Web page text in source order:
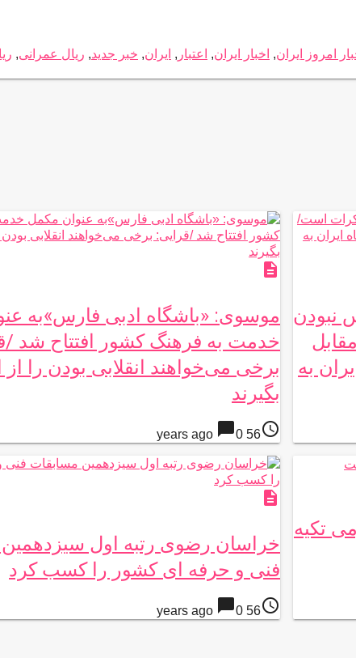
امروز ایران, اخبار ایران, اعتبار , ایران, خبر جدید, ریال عمرانی,
نبودن
به
description
موسوی: «‌باشگاه ادبی فارس»به
خدمت به فرهنگ کشور افتتاح شد /
برخی می‌خواهند انقلابی بودن را از
بگیرند
access_time
56 years ago
chat_bubble0
تکیه
description
خراسان رضوی رتبه اول
فنی و حرفه ای کشور را کسب کرد
access_time
56 years ago
chat_bubble0